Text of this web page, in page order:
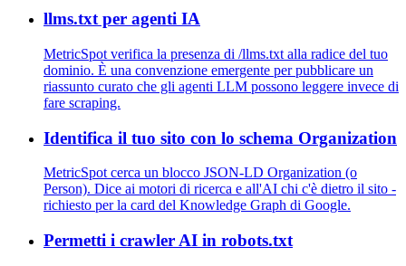
llms.txt per agenti IA
MetricSpot verifica la presenza di /llms.txt alla radice del tuo
dominio. È una convenzione emergente per pubblicare un
riassunto curato che gli agenti LLM possono leggere invece di
fare scraping.
Identifica il tuo sito con lo schema Organization
MetricSpot cerca un blocco JSON-LD Organization (o
Person). Dice ai motori di ricerca e all'AI chi c'è dietro il sito -
richiesto per la card del Knowledge Graph di Google.
Permetti i crawler AI in robots.txt